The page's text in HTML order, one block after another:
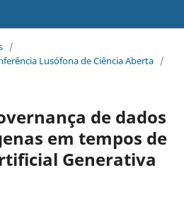
/
Lusófona de Ciência Aberta /
de dados
em tempos de
Generativa